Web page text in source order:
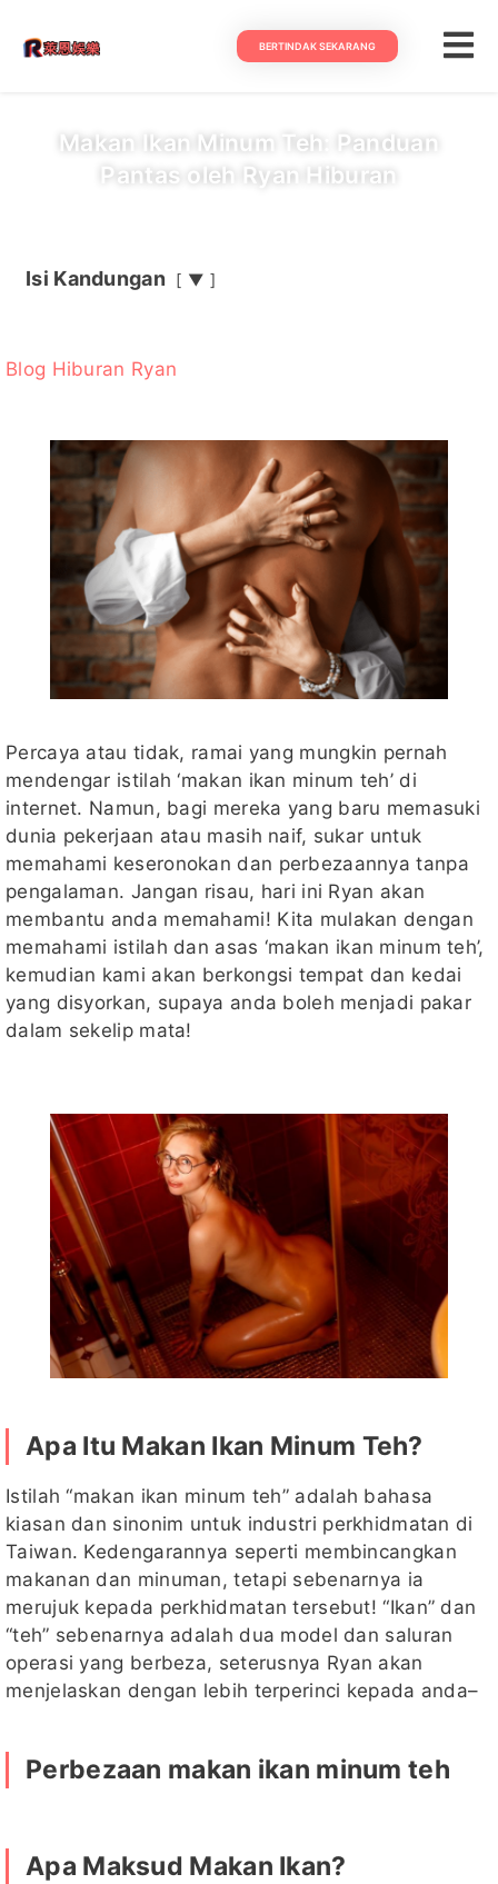
BERTINDAK SEKARANG
Makan Ikan Minum Teh: Panduan
Pantas oleh Ryan Hiburan
Isi Kandungan ▼
Blog Hiburan Ryan
Percaya atau tidak, ramai yang mungkin pernah
mendengar istilah ‘makan ikan minum teh’ di
internet. Namun, bagi mereka yang baru memasuki
dunia pekerjaan atau masih naif, sukar untuk
memahami keseronokan dan perbezaannya tanpa
pengalaman. Jangan risau, hari ini Ryan akan
membantu anda memahami! Kita mulakan dengan
memahami istilah dan asas ‘makan ikan minum teh’,
kemudian kami akan berkongsi tempat dan kedai
yang disyorkan, supaya anda boleh menjadi pakar
dalam sekelip mata!
Apa Itu Makan Ikan Minum Teh?
Istilah “makan ikan minum teh” adalah bahasa
kiasan dan sinonim untuk industri perkhidmatan di
Taiwan. Kedengarannya seperti membincangkan
makanan dan minuman, tetapi sebenarnya ia
merujuk kepada perkhidmatan tersebut! “Ikan” dan
“teh” sebenarnya adalah dua model dan saluran
operasi yang berbeza, seterusnya Ryan akan
menjelaskan dengan lebih terperinci kepada anda–
Perbezaan makan ikan minum teh
Apa Maksud Makan Ikan?